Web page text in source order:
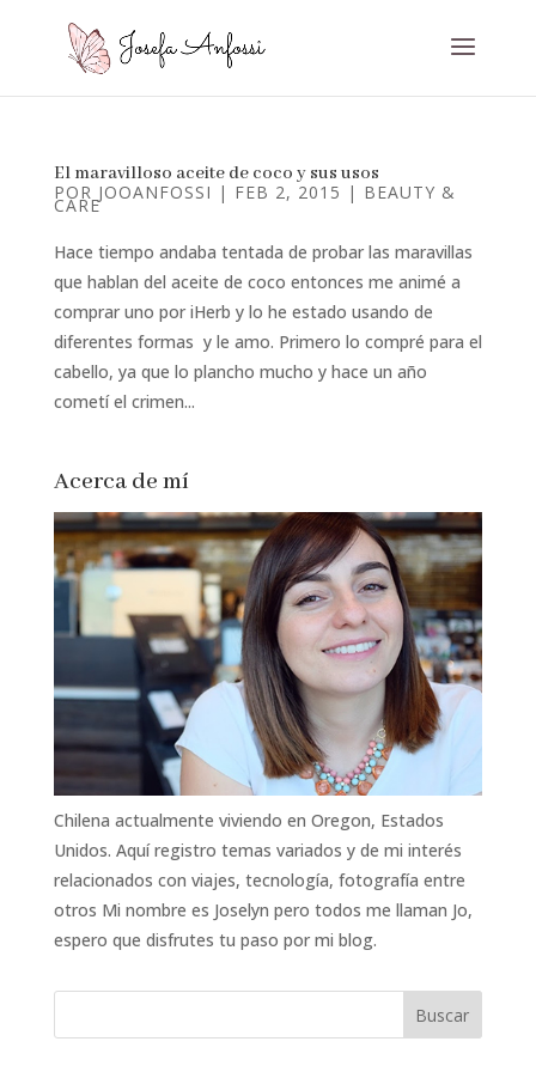
El maravilloso aceite de coco y sus usos
POR JOOANFOSSI | FEB 2, 2015 | BEAUTY &
CARE
Hace tiempo andaba tentada de probar las maravillas
que hablan del aceite de coco entonces me animé a
comprar uno por iHerb y lo he estado usando de
diferentes formas y le amo. Primero lo compré para el
cabello, ya que lo plancho mucho y hace un año
cometí el crimen...
Acerca de mí
Chilena actualmente viviendo en Oregon, Estados
Unidos. Aquí registro temas variados y de mi interés
relacionados con viajes, tecnología, fotografía entre
otros Mi nombre es Joselyn pero todos me llaman Jo,
espero que disfrutes tu paso por mi blog.